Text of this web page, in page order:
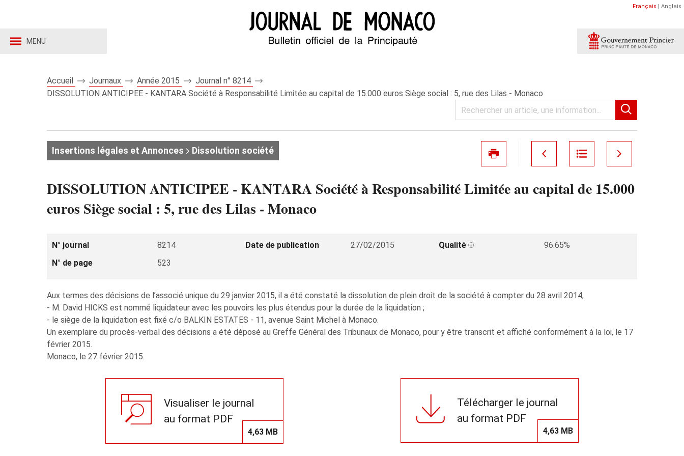
MENU
Français | Anglais
Accueil Journaux Année 2015
Journal n° 8214
DISSOLUTION ANTICIPEE - KANTARA Société à Responsabilité Limitée au capital de 15.000 euros Siège social : 5, rue des Lilas - Monaco
Insertions légales et Annonces Dissolution société
DISSOLUTION ANTICIPEE - KANTARA Société à Responsabilité Limitée au capital de 15.000
euros Siège social : 5, rue des Lilas - Monaco
N° journal 8214 Date de publication 27/02/2015 Qualité
96.65%
N° de page
523
Aux termes des décisions de l’associé unique du 29 janvier 2015, il a été constaté la dissolution de plein droit de la société à compter du 28 avril 2014,
- M. David HICKS est nommé liquidateur avec les pouvoirs les plus étendus pour la durée de la liquidation ;
- le siège de la liquidation est fixé c/o BALKIN ESTATES - 11, avenue Saint Michel à Monaco.
Un exemplaire du procès-verbal des décisions a été déposé au Greffe Général des Tribunaux de Monaco, pour y être transcrit et affiché conformément à la loi, le 17
février 2015.
Monaco, le 27 février 2015.
Visualiser le journal
au format PDF
4,63 MB
Télécharger le journal
au format PDF
4,63 MB